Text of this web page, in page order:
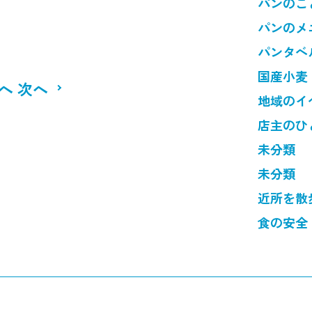
次へ
パンのメ
パンタベ
国産小麦
地域のイ
店主のひ
未分類
未分類
近所を散
食の安全